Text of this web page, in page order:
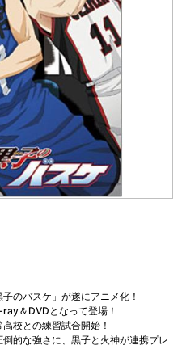
のバスケ」が遂にアニメ化！
＆DVDとなって登場！
校との練習試合開始！
的な強さに、黒子と火神が連携プレ